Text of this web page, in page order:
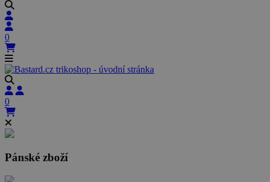
0
0
Pánské zboží